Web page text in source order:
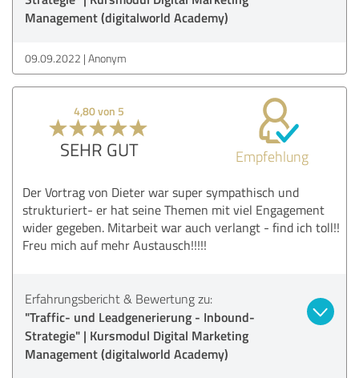
Management (digitalworld Academy)
09.09.2022 Anonym
4,80 von 5
SEHR GUT Empfehlung
Der Vortrag von Dieter war super sympathisch und
strukturiert- er hat seine Themen mit viel Engagement
wider gegeben. Mitarbeit war auch verlangt - find ich toll!!
Freu mich auf mehr Austausch!!!!!
Erfahrungsbericht & Bewertung zu:
"Traffic- und Leadgenerierung - Inbound-
Strategie" | Kursmodul Digital Marketing
Management (digitalworld Academy)